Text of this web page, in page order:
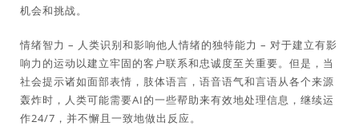
机会和挑战。
情绪智力 – 人类识别和影响他人情绪的独特能力 – 对于建立有影
响力的运动以建立牢固的客户联系和忠诚度至关重要。但是，当
社会提示诸如面部表情，肢体语言，语音语气和言语从各个来源
轰炸时，人类可能需要AI的一些帮助来有效地处理信息，继续运
作24/7，并不懈且一致地做出反应。